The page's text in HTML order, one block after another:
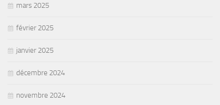
mars 2025
février 2025
janvier 2025
décembre 2024
novembre 2024